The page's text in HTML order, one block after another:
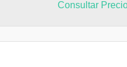
Consultar